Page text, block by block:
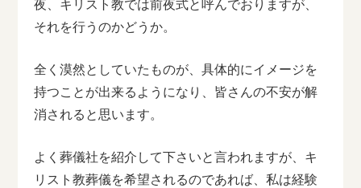
夜、キリスト教では前夜式と呼んでおりますが、
それを行うのかどうか。
全く漠然としていたものが、具体的にイメージを
持つことが出来るようになり、皆さんの不安が解
消されると思います。
よく葬儀社を紹介して下さいと言われますが、キ
リスト教葬儀を希望されるのであれば、私は経験